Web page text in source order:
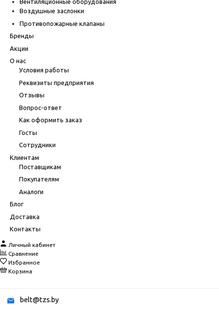
Вентиляционные оборудования
Воздушные заслонки
Противопожарные клапаны
Бренды
Акции
О нас
Условия работы
Реквизиты предприятия
Отзывы
Вопрос-ответ
Как оформить заказ
Госты
Сотрудники
Клиентам
Поставщикам
Покупателям
Аналоги
Блог
Доставка
Контакты
Личный кабинет
Сравнение
Избранное
Корзина
belt@tzs.by